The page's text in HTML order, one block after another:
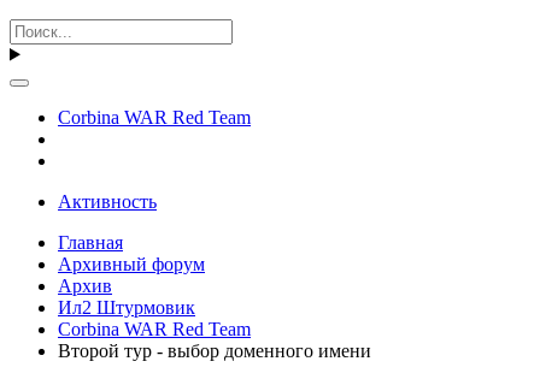
Corbina WAR Red Team
Активность
Главная
Архивный форум
Архив
Ил2 Штурмовик
Corbina WAR Red Team
Второй тур - выбор доменного имени